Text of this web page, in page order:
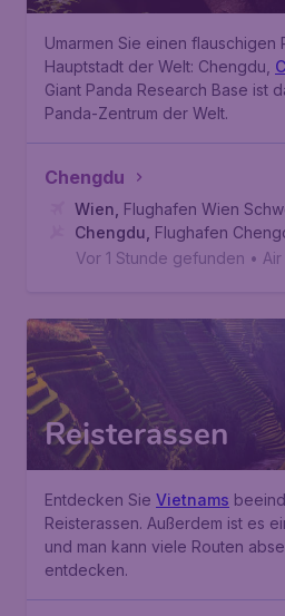
Umarmen Sie einen flauschigen
Hauptstadt der Welt: Chengdu,
Giant Panda Research Base ist
Panda-Zentrum der Welt.
Chengdu
Wien Flughafen Wien
Chengdu Flughafen
Vor 1 Stunde gefunden •
Reisterassen
Entdecken Sie Vietnams
Reisterassen. Außerdem ist es
und man kann viele Routen
entdecken.